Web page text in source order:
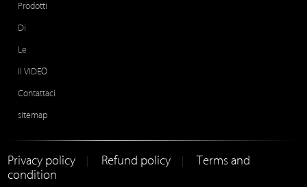
Prodotti
Di
Le
Il VIDEO
Contattaci
sitemap
Privacy policy Refund policy
Terms and
condition